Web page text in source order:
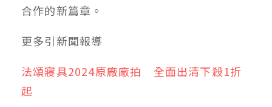
合作的新篇章。
更多引新聞報導
法頌寢具2024原廠廠拍 全面出清下殺1折
起